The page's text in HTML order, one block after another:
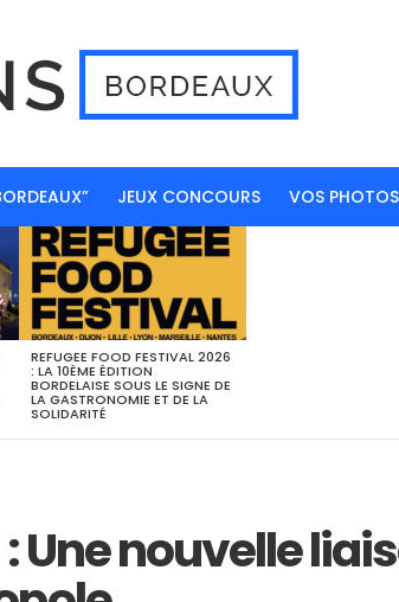
JEUX CONCOURS VOS PHOTOS
REFUGEE FOOD FESTIVAL 2026
: LA 10ÈME ÉDITION
BORDELAISE SOUS LE SIGNE DE
LA GASTRONOMIE ET DE LA
SOLIDARITÉ
Une nouvelle